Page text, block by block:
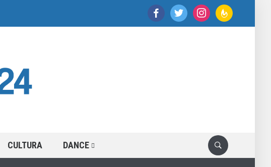
facebooktwitter instagramfeedburner
CULTURA DANCE